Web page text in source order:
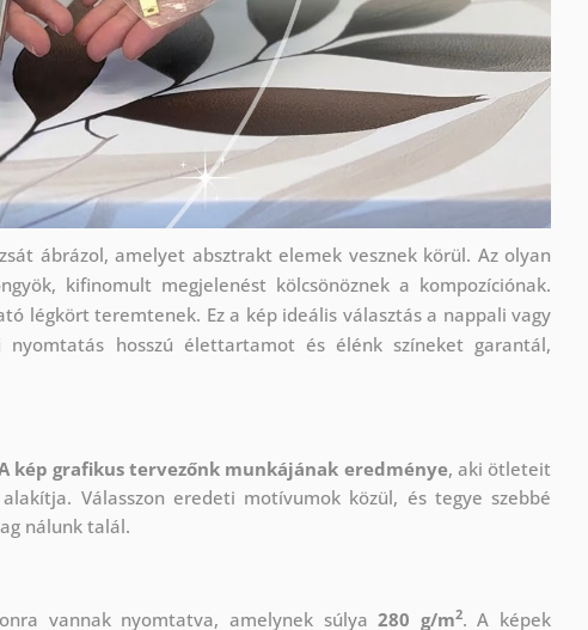
ábrázol, amelyet absztrakt elemek vesznek körül. Az olyan
kifinomult megjelenést kölcsönöznek a kompozíciónak.
légkört teremtenek. Ez a kép ideális választás a nappali vagy
nyomtatás hosszú élettartamot és élénk színeket garantál,
kép grafikus tervezőnk munkájának eredménye, aki ötleteit
Válasszon eredeti motívumok közül, és tegye szebbé
nálunk talál.
vannak nyomtatva, amelynek súlya280 g/m2. A képek